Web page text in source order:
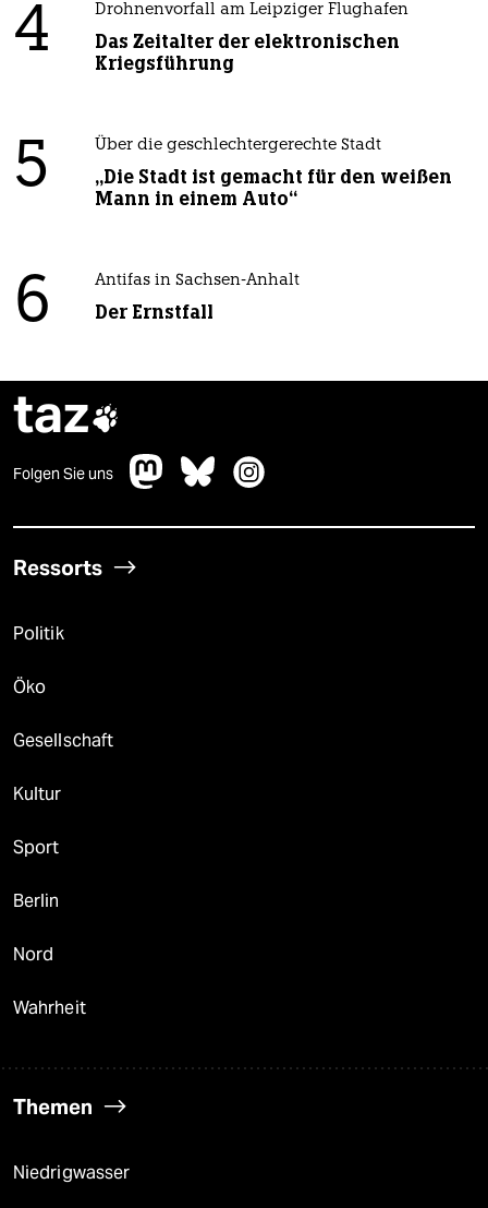
4 Drohnenvorfall am Leipziger Flughafen
Das Zeitalter der elektronischen
Kriegsführung
5 Über die geschlechtergerechte Stadt
„Die Stadt ist gemacht für den weißen
Mann in einem Auto“
6 Antifas in Sachsen-Anhalt
Der Ernstfall
taz
Folgen Sie uns
Ressorts
Politik
Öko
Gesellschaft
Kultur
Sport
Berlin
Nord
Wahrheit
Themen
Niedrigwasser